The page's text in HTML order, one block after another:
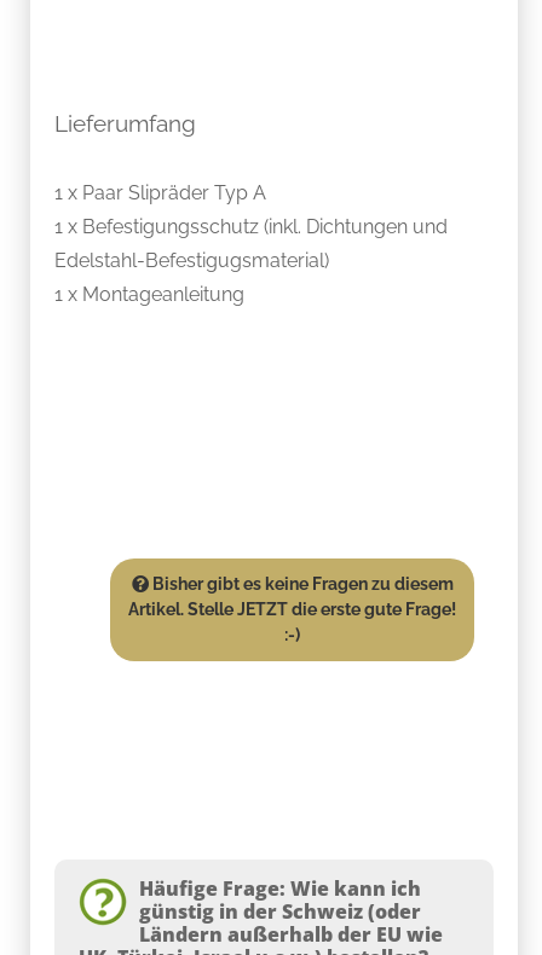
Lieferumfang
1 x Paar Slipräder Typ A
1 x Befestigungsschutz (inkl. Dichtungen und
Edelstahl-Befestigugsmaterial)
1 x Montageanleitung
Bisher gibt es keine Fragen zu diesem
Artikel. Stelle JETZT die erste gute Frage!
:-)
Häufige Frage: Wie kann ich
günstig in der Schweiz (oder
Ländern außerhalb der EU wie